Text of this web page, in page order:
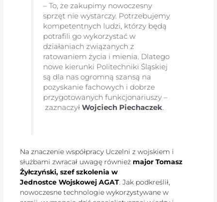
– To, że zakupimy nowoczesny
sprzęt nie wystarczy. Potrzebujemy
kompetentnych ludzi, którzy będą
potrafili go wykorzystać w
działaniach związanych z
ratowaniem życia i mienia. Dlatego
nowe kierunki Politechniki Śląskiej
są dla nas ogromną szansą na
pozyskanie fachowych i dobrze
przygotowanych funkcjonariuszy –
zaznaczyłWojciech Piechaczek
Na znaczenie współpracy Uczelni z wojskiem i
służbami zwracał uwagę również major Tomasz
Żyłczyński, szef szkolenia w
Jednostce Wojskowej AGAT. Jak podkreślił,
nowoczesne technologie wykorzystywane w